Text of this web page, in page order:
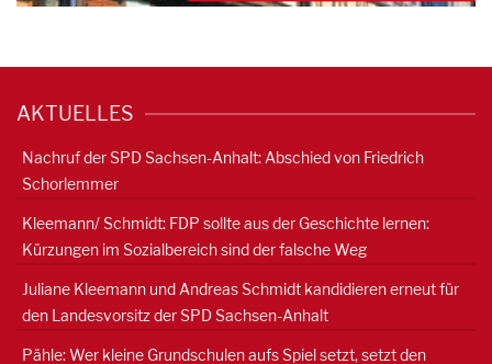
AKTUELLES
Nachruf der SPD Sachsen-Anhalt: Abschied von Friedrich
Schorlemmer
Kleemann/ Schmidt: FDP sollte aus der Geschichte lernen:
Kürzungen im Sozialbereich sind der falsche Weg
Juliane Kleemann und Andreas Schmidt kandidieren erneut für
den Landesvorsitz der SPD Sachsen-Anhalt
Pähle: Wer kleine Grundschulen aufs Spiel setzt, setzt den